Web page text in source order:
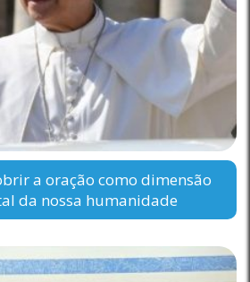
a oração como dimensão
da nossa humanidade